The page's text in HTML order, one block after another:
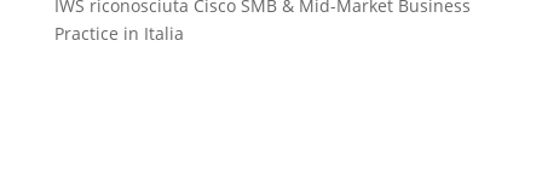
IWS riconosciuta Cisco SMB & Mid-Market Business
Practice in Italia